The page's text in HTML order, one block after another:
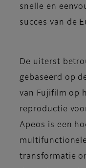
snelle en
succes van de
De uiterst
gebaseerd op
van Fujifilm op
reproductie
Apeos is een
transformatie